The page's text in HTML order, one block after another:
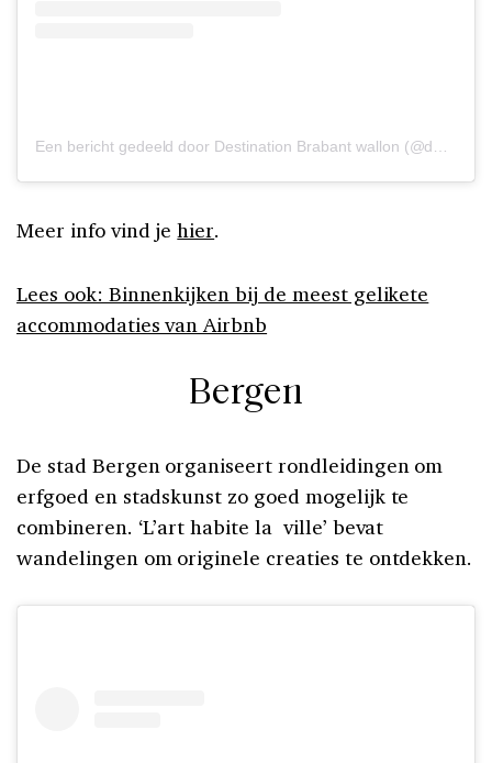
Meer info vind jehier.
Lees ook: Binnenkijken bij de meest gelikete
accommodaties van Airbnb
Bergen
De stad Bergen organiseert rondleidingen om
erfgoed en stadskunst zo goed mogelijk te
combineren. ‘L’art habite la ville’ bevat
wandelingen om originele creaties te ontdekken.